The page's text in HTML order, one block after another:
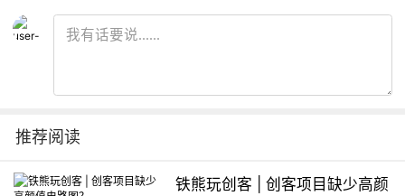
推荐阅读
铁熊玩创客 | 创客项目缺少高颜